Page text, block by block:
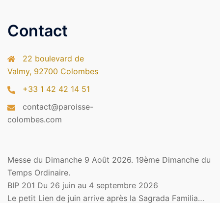
Contact
22 boulevard de
Valmy, 92700 Colombes
+33 1 42 42 14 51
contact@paroisse-
colombes.com
Messe du Dimanche 9 Août 2026. 19ème Dimanche du
Temps Ordinaire.
BIP 201 Du 26 juin au 4 septembre 2026
Le petit Lien de juin arrive après la Sagrada Familia…